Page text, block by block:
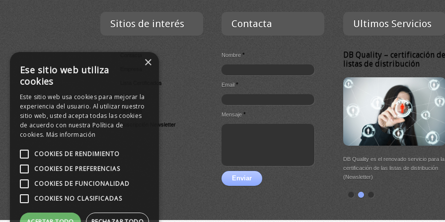
Sitios de interés
Lista Certificados
RSS
Servicios
Suscripción Newsletter
Contacta
Nombre*
Email*
Mensaje*
Enviar
Ultimos Servicios
DB Quality – certificación de
listas de distribución
DB Quality es el renovado servicio para la
certificación de las listas de distribución
(Newsletter)
×
Ese sitio web utiliza
cookies
Este sitio web usa cookies para mejorar la
experiencia del usuario. Al utilizar nuestro
sitio web, usted acepta todas las cookies
de acuerdo con nuestra Política de
cookies. Más información
COOKIES DE RENDIMIENTO
COOKIES DE PREFERENCIAS
COOKIES DE FUNCIONALIDAD
COOKIES NO CLASIFICADAS